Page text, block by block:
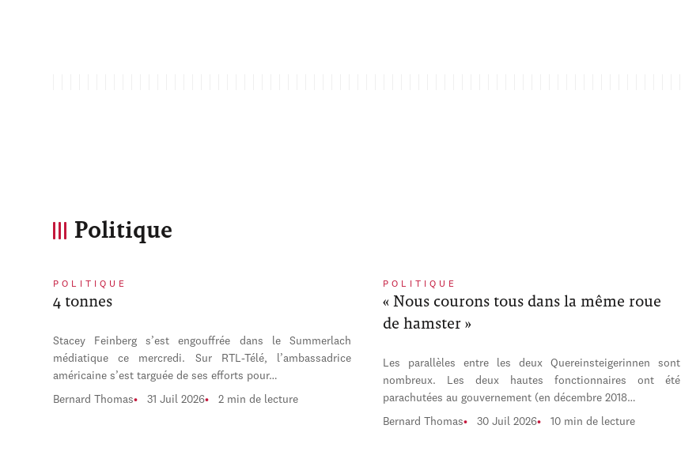
Politique
POLITIQUE
4 tonnes
Stacey Feinberg s’est engouffrée dans le Summerlach
médiatique ce mercredi. Sur RTL-Télé, l’ambassadrice
américaine s’est targuée de ses efforts pour…
Bernard Thomas 31 Juil 2026 2 min de lecture
POLITIQUE
« Nous courons tous dans la même roue
de hamster »
Les parallèles entre les deux Quereinsteigerinnen sont
nombreux. Les deux hautes fonctionnaires ont été
parachutées au gouvernement (en décembre 2018…
Bernard Thomas 30 Juil 2026 10 min de lecture